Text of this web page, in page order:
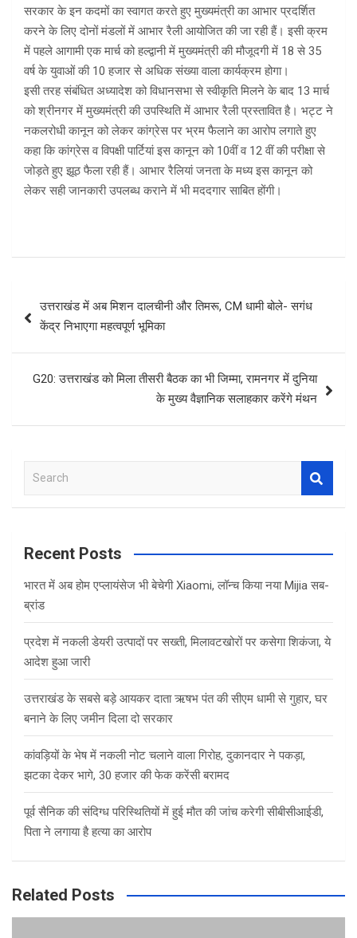
सरकार के इन कदमों का स्वागत करते हुए मुख्यमंत्री का आभार प्रदर्शित
करने के लिए दोनों मंडलों में आभार रैली आयोजित की जा रही हैं। इसी क्रम
में पहले आगामी एक मार्च को हल्द्वानी में मुख्यमंत्री की मौजूदगी में 18 से 35
वर्ष के युवाओं की 10 हजार से अधिक संख्या वाला कार्यक्रम होगा।
इसी तरह संबंधित अध्यादेश को विधानसभा से स्वीकृति मिलने के बाद 13 मार्च
को श्रीनगर में मुख्यमंत्री की उपस्थिति में आभार रैली प्रस्तावित है। भट्ट ने
नकलरोधी कानून को लेकर कांग्रेस पर भ्रम फैलाने का आरोप लगाते हुए
कहा कि कांग्रेस व विपक्षी पार्टियां इस कानून को 10वीं व 12 वीं की परीक्षा से
जोड़ते हुए झूठ फैला रही हैं। आभार रैलियां जनता के मध्य इस कानून को
लेकर सही जानकारी उपलब्ध कराने में भी मददगार साबित होंगी।
navigation
उत्तराखंड में अब मिशन दालचीनी और तिमरू, CM धामी बोले- सगंध
केंद्र निभाएगा महत्वपूर्ण भूमिका
G20: उत्तराखंड को मिला तीसरी बैठक का भी जिम्मा, रामनगर में दुनिया
के मुख्य वैज्ञानिक सलाहकार करेंगे मंथन
a
c
Recent Posts
भारत में अब होम एप्लायंसेज भी बेचेगी Xiaomi, लॉन्च किया नया Mijia सब-
ब्रांड
प्रदेश में नकली डेयरी उत्पादों पर सख्ती, मिलावटखोरों पर कसेगा शिकंजा, ये
आदेश हुआ जारी
उत्तराखंड के सबसे बड़े आयकर दाता ऋषभ पंत की सीएम धामी से गुहार, घर
बनाने के लिए जमीन दिला दो सरकार
कांवड़ियों के भेष में नकली नोट चलाने वाला गिरोह, दुकानदार ने पकड़ा,
झटका देकर भागे, 30 हजार की फेक करेंसी बरामद
पूर्व सैनिक की संदिग्ध परिस्थितियों में हुई मौत की जांच करेगी सीबीसीआईडी,
पिता ने लगाया है हत्या का आरोप
Related Posts